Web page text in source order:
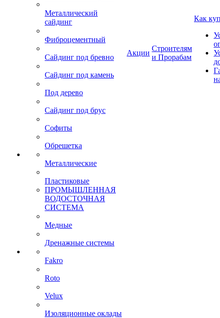
Металлический
сайдинг
Фиброцементный
Сайдинг под бревно
Сайдинг под камень
Под дерево
Сайдинг под брус
Софиты
Обрешетка
Металлические
Пластиковые
ПРОМЫШЛЕННАЯ
ВОДОСТОЧНАЯ
СИСТЕМА
Медные
Дренажные системы
Fakro
Roto
Velux
Изоляционные оклады
Акции
Строителям
и Прорабам
Как